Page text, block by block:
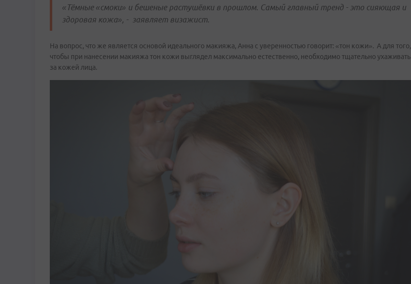
«Тёмные «смоки» и бешеные растушёвки в прошлом. Самый главный тренд - это сияющая и
здоровая кожа», - заявляет визажист.
На вопрос, что же является основой идеального макияжа, Анна с уверенностью говорит: «тон кожи». А для того,
чтобы при нанесении макияжа тон кожи выглядел максимально естественно, необходимо тщательно ухаживать
за кожей лица.